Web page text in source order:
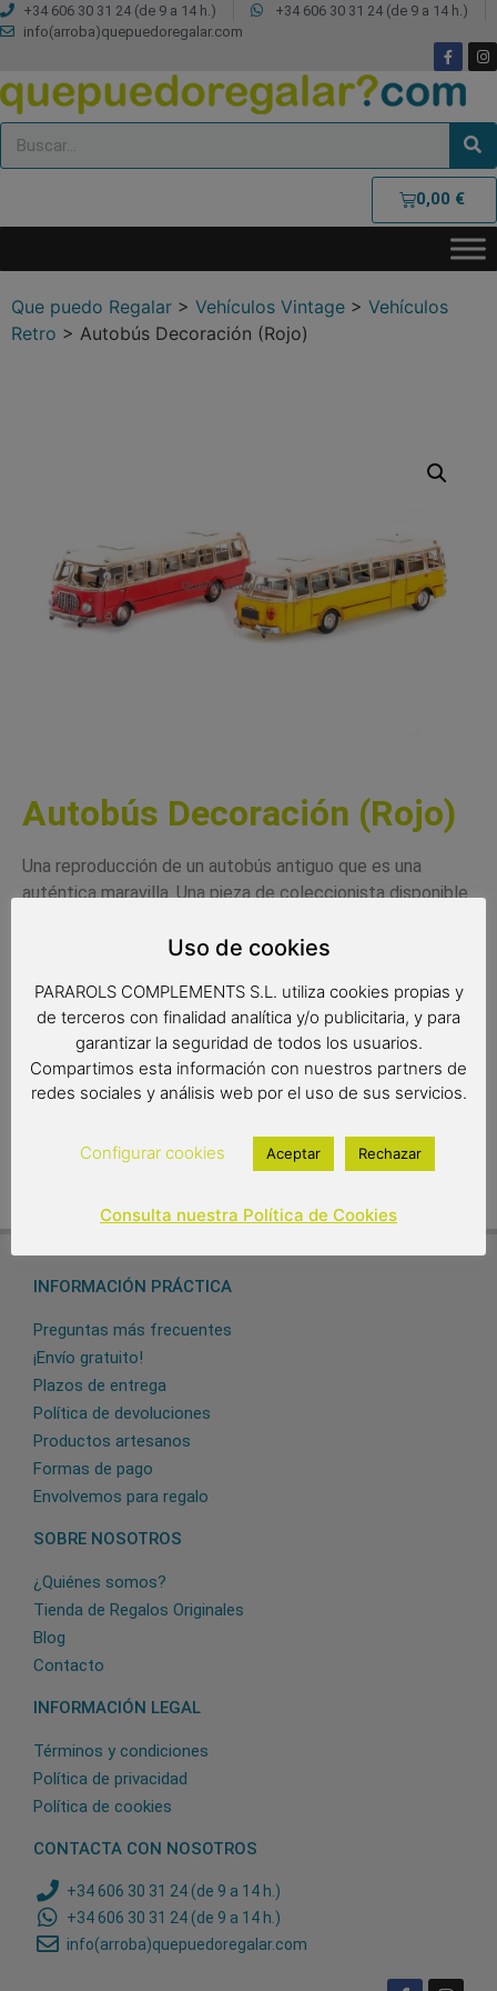
+34 606 30 31 24 (de 9 a 14 h.)
+34 606 30 31 24 (de 9 a 14 h.)
info(arroba)quepuedoregalar.com
0,00 €
Que puedo Regalar > Vehículos Vintage > Vehículos
Retro > Autobús Decoración (Rojo)
Autobús Decoración (Rojo)
Una reproducción de un autobús antiguo que es una
auténtica maravilla. Una pieza de coleccionista disponible
33,00€
Out of stock
INFORMACIÓN PRÁCTICA
Preguntas más frecuentes
¡Envío gratuito!
Plazos de entrega
Política de devoluciones
Productos artesanos
Formas de pago
Envolvemos para regalo
SOBRE NOSOTROS
¿Quiénes somos?
Tienda de Regalos Originales
Blog
Contacto
INFORMACIÓN LEGAL
Términos y condiciones
Política de privacidad
Política de cookies
CONTACTA CON NOSOTROS
+34 606 30 31 24 (de 9 a 14 h.)
+34 606 30 31 24 (de 9 a 14 h.)
info(arroba)quepuedoregalar.com
Uso de cookies
PARAROLS COMPLEMENTS S.L. utiliza cookies propias y
de terceros con finalidad analítica y/o publicitaria, y para
garantizar la seguridad de todos los usuarios.
Compartimos esta información con nuestros partners de
redes sociales y análisis web por el uso de sus servicios.
Configurar cookies Aceptar Rechazar
Consulta nuestra Política de Cookies